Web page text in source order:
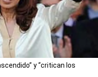
y “critican los